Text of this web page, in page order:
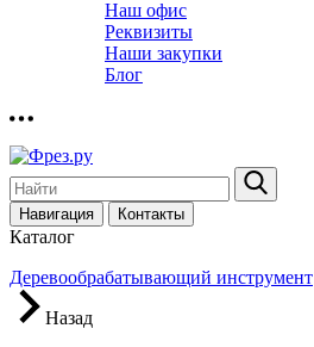
Наш офис
Реквизиты
Наши закупки
Блог
Навигация Контакты
Каталог
Деревообрабатывающий инструмент
Назад